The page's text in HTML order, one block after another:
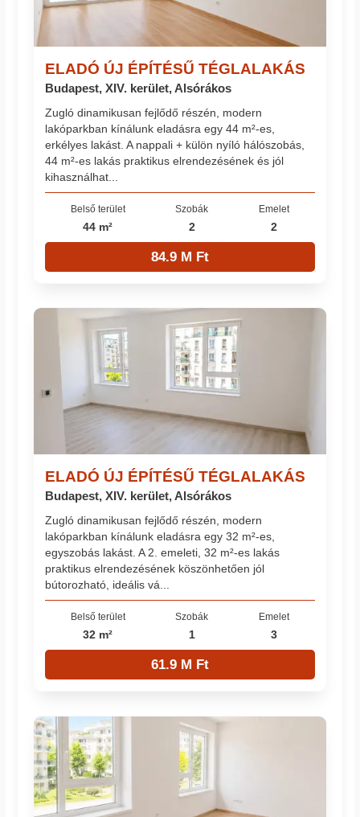
ELADÓ ÚJ ÉPÍTÉSŰ TÉGLALAKÁS
Budapest, XIV. kerület, Alsórákos
Zugló dinamikusan fejlődő részén, modern
lakóparkban kínálunk eladásra egy 44 m²-es,
erkélyes lakást. A nappali + külön nyíló hálószobás,
44 m²-es lakás praktikus elrendezésének és jól
kihasználhat...
Belső terület
44 m²
Szobák
2
Emelet
2
84.9 M Ft
ELADÓ ÚJ ÉPÍTÉSŰ TÉGLALAKÁS
Budapest, XIV. kerület, Alsórákos
Zugló dinamikusan fejlődő részén, modern
lakóparkban kínálunk eladásra egy 32 m²-es,
egyszobás lakást. A 2. emeleti, 32 m²-es lakás
praktikus elrendezésének köszönhetően jól
bútorozható, ideális vá...
Belső terület
32 m²
Szobák
1
Emelet
3
61.9 M Ft